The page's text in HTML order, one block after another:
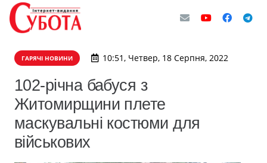
ГАРЯЧІ НОВИНИ 10:51, Четвер, 18 Серпня, 2022
102-річна бабуся з
Житомирщини плете
маскувальні костюми для
військових